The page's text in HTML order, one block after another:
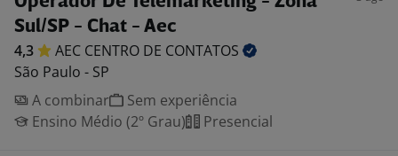
Sul/SP - Chat - Aec
4,3 AEC CENTRO DE CONTATOS
São Paulo - SP
A combinar
Sem experiência
Ensino Médio (2º Grau)
Presencial